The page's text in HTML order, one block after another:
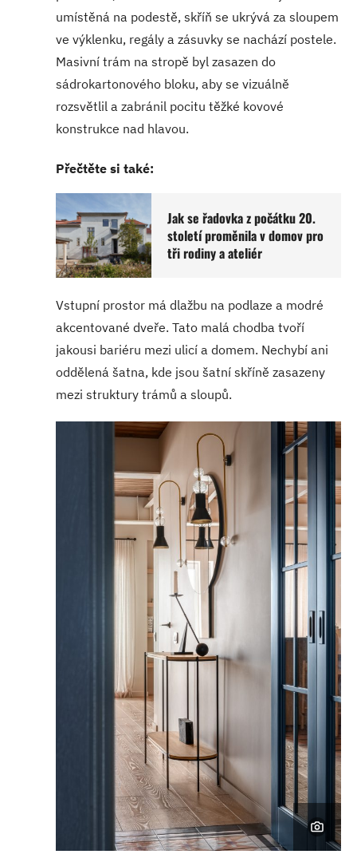
umístěná na podestě, skříň se ukrývá za sloupem
ve výklenku, regály a zásuvky se nachází postele.
Masivní trám na stropě byl zasazen do
sádrokartonového bloku, aby se vizuálně
rozsvětlil a zabránil pocitu těžké kovové
konstrukce nad hlavou.
Přečtěte si také:
Jak se řadovka z počátku 20.
století proměnila v domov pro
tři rodiny a ateliér
Vstupní prostor má dlažbu na podlaze a modré
akcentované dveře. Tato malá chodba tvoří
jakousi bariéru mezi ulicí a domem. Nechybí ani
oddělená šatna, kde jsou šatní skříně zasazeny
mezi struktury trámů a sloupů.